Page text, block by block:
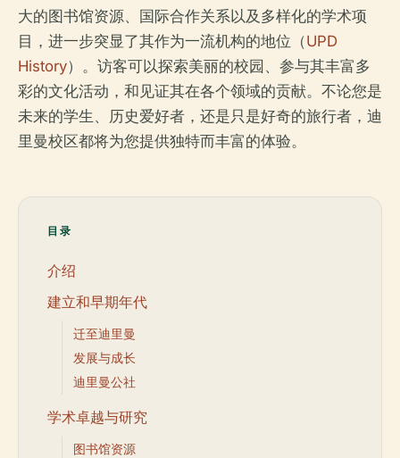
大的图书馆资源、国际合作关系以及多样化的学术项
目，进一步突显了其作为一流机构的地位（UPD
History）。访客可以探索美丽的校园、参与其丰富多
彩的文化活动，和见证其在各个领域的贡献。不论您是
未来的学生、历史爱好者，还是只是好奇的旅行者，迪
里曼校区都将为您提供独特而丰富的体验。
目录
介绍
建立和早期年代
迁至迪里曼
发展与成长
迪里曼公社
学术卓越与研究
图书馆资源